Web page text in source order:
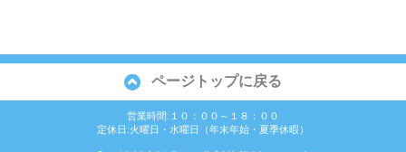
ページトップに戻る
営業時間:１０：００～１８：００
定休日:火曜日・水曜日（年末年始・夏季休暇）